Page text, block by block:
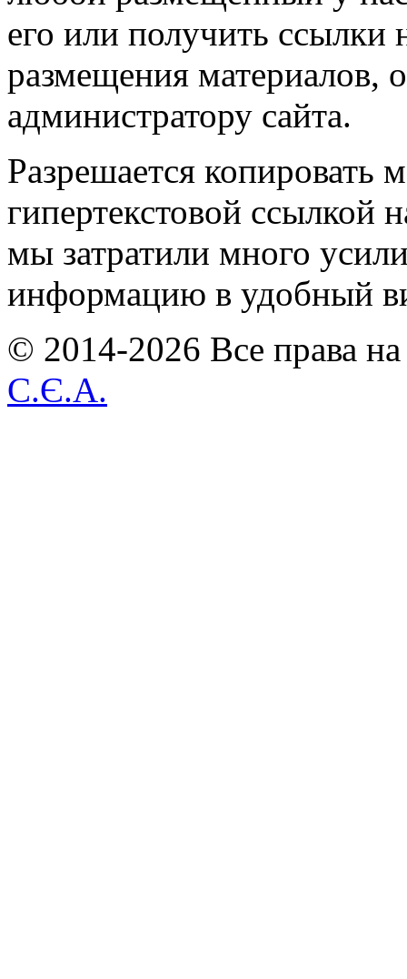
его или получить ссылки
размещения материалов,
администратору сайта.
Разрешается копировать
гипертекстовой ссылкой
мы затратили много
информацию в удобный
© 2014-2026 Все права
С.Є.А.